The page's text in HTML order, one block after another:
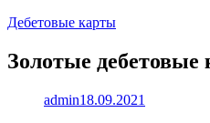
Дебетовые карты
Золотые
admin18.09.2021